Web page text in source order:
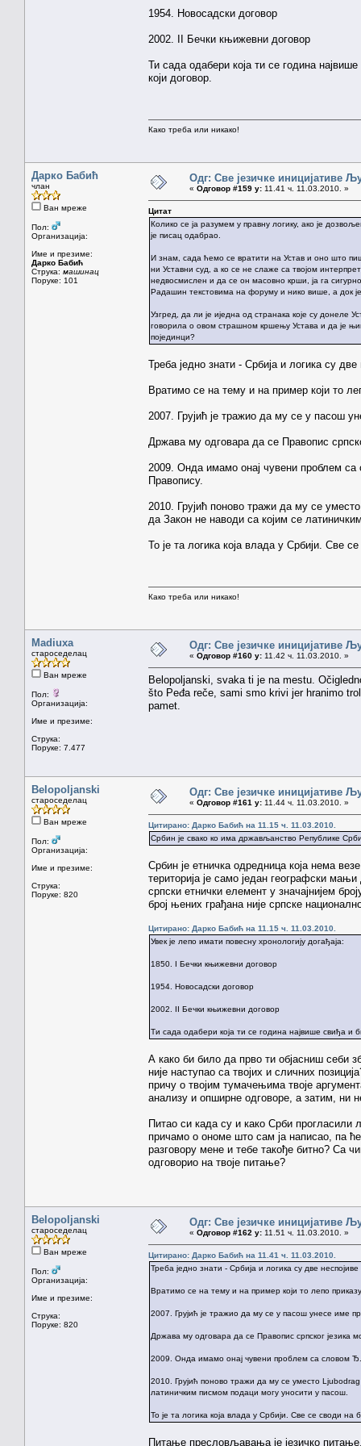
1954. Новосадски договор
2002. II Бечки књижевни договор
Ти сада одабери која ти се година
који договор.
Како треба или никако!
Дарко Бабић
члан
Ван мреже
Пол:
Организација:
Име и презиме:
Дарко Бабић
Струка: машинац
Поруке: 101
Одг: Све језичке иницијативе
« Одговор #159 у: 11.41 ч. 11.03.2010. »
Цитат
Колико се ја разумем у правну логику, ако је
је писац одабрао.
И знам, сада ћемо се вратити на Устав и оно што
ни Уставни суд, а ко се не слаже са твојом
недвосмислен и да се он масовно крши, ја га
Радашин текстовима на форуму и нико више, а док
Узгред, да ли је иједна од странака које су
говорила о овом страшном кршењу Устава и да је
појединци?
Треба једно знати - Србија и логика су две
Вратимо се на тему и на пример који то
2007. Грујић је тражио да му се у пасош
Држава му одговара да се Правопис
2009. Онда имамо онај чувени проблем
Правопису.
2010. Грујић поново тражи да му се
да Закон не наводи са којим се
То је та логика која влада у Србији. Све
Како треба или никако!
Madiuxa
староседелац
Ван мреже
Пол:
Организација:
Име и презиме:
Струка:
Поруке: 7.477
Одг: Све језичке иницијативе
« Одговор #160 у: 11.42 ч. 11.03.2010. »
Belopoljanski, svaka ti je na mestu.
što Peđa reče, sami smo krivi jer hranimo
pamet.
Belopoljanski
староседелац
Ван мреже
Пол:
Организација:
Име и презиме:
Струка:
Поруке: 820
Одг: Све језичке иницијативе
« Одговор #161 у: 11.44 ч. 11.03.2010. »
Цитирано: Дарко Бабић на 11.15 ч. 11.03.2010.
Србин је свако ко има држављанство Републике
Србин је етничка одредница која нема
територија је само један географски
српски етнички елемент у значајнијем
број њених грађана није српске
Цитирано: Дарко Бабић на 11.15 ч. 11.03.2010.
Увек је лепо имати повесну хронологију догађаја:
1850. I Бечки књижевни договор
1954. Новосадски договор
2002. II Бечки књижевни договор
Ти сада одабери која ти се година највише свиђа и
А како би било да прво ти објасниш себи
није наступао са твојих и сличних
причу о твојим тумачењима твоје
анализу и опширне одговоре, а затим, ни
Питао си када су и како Срби прогласили
причамо о ономе што сам ја написао, па
разговору мене и тебе такође битно? Са
одговорио на твоје питање?
Belopoljanski
староседелац
Ван мреже
Пол:
Организација:
Име и презиме:
Струка:
Поруке: 820
Одг: Све језичке иницијативе
« Одговор #162 у: 11.51 ч. 11.03.2010. »
Цитирано: Дарко Бабић на 11.41 ч. 11.03.2010.
Треба једно знати - Србија и логика су две неспојиве
Вратимо се на тему и на пример који то лепо
2007. Грујић је тражио да му се у пасош унесе име
Држава му одговара да се Правопис српског језика
2009. Онда имамо онај чувени проблем са словом
2010. Грујић поново тражи да му се уместо
латиничким писмом подаци могу уносити у пасош.
То је та логика која влада у Србији. Све се своди
Питање пресловљавања је језичко